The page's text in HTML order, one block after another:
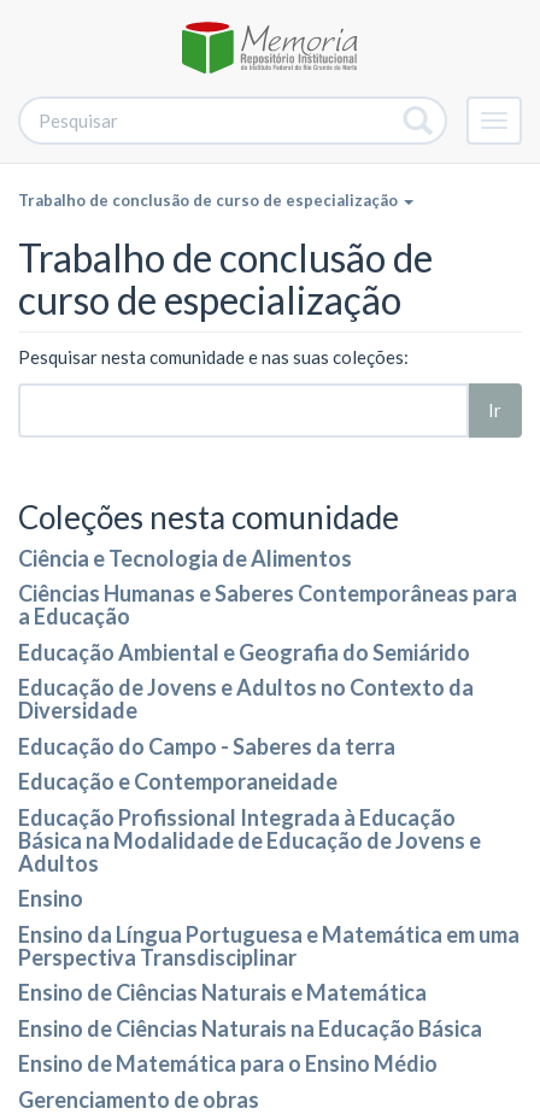
Trabalho de conclusão de curso de especialização
Trabalho de conclusão de
curso de especialização
Pesquisar nesta comunidade e nas suas coleções:
Ir
Coleções nesta comunidade
Ciência e Tecnologia de Alimentos
Ciências Humanas e Saberes Contemporâneas para
a Educação
Educação Ambiental e Geografia do Semiárido
Educação de Jovens e Adultos no Contexto da
Diversidade
Educação do Campo - Saberes da terra
Educação e Contemporaneidade
Educação Profissional Integrada à Educação
Básica na Modalidade de Educação de Jovens e
Adultos
Ensino
Ensino da Língua Portuguesa e Matemática em uma
Perspectiva Transdisciplinar
Ensino de Ciências Naturais e Matemática
Ensino de Ciências Naturais na Educação Básica
Ensino de Matemática para o Ensino Médio
Gerenciamento de obras